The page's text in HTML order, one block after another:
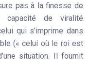
pas à la finesse de
capacité de viralité
qui s’imprime dans
(« celui où le roi est
situation. Il fournit